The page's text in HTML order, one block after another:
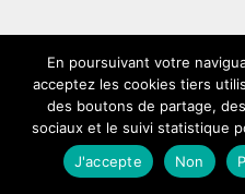
En poursuivant votre
acceptez les cookies tiers
des boutons de partage,
sociaux et le suivi statistique
J'accepte
Non